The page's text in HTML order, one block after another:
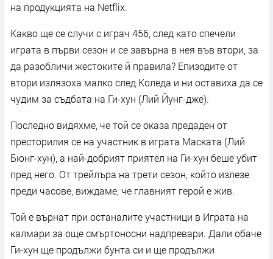
на продукцията на Netflix.
Какво ще се случи с играч 456, след като спечели
играта в първи сезон и се завърна в нея във втори, за
да разобличи жестоките й правила? Епизодите от
втори излязоха малко след Коледа и ни оставиха да се
чудим за съдбата на Ги-хун (Лий Йунг-дже).
Последно видяхме, че той се оказа предаден от
престорилия се на участник в играта Маската (Лий
Бюнг-хун), а най-добрият приятел на Ги-хун беше убит
пред него. От трейлъра на трети сезон, който излезе
преди часове, виждаме, че главният герой е жив.
Той е върнат при останалите участници в Играта на
калмари за още смъртоносни надпревари. Дали обаче
Ги-хун ще продължи бунта си и ще продължи